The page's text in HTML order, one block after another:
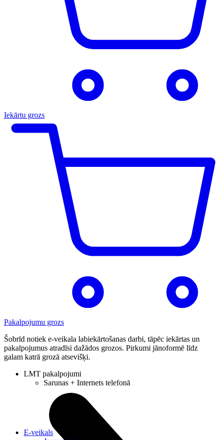
Iekārtu grozs
Pakalpojumu grozs
Šobrīd notiek e-veikala labiekārtošanas darbi, tāpēc iekārtas un
pakalpojumus atradīsi dažādos grozos. Pirkumi jānoformē līdz
galam katrā grozā atsevišķi.
LMT pakalpojumi
Sarunas + Internets telefonā
E-veikals